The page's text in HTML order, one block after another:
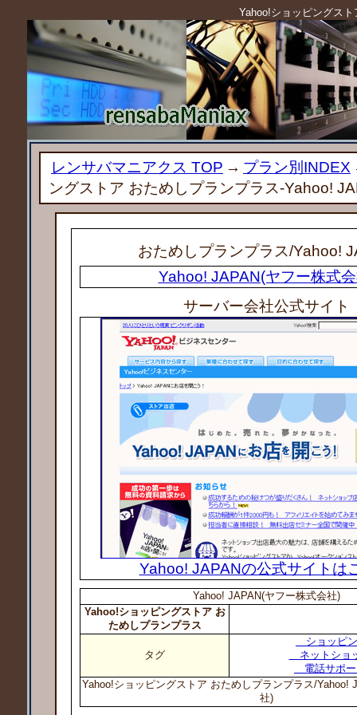
Yahoo!ショッピングス
レンサバマニアクス TOP → プラン別INDEX
ングストア おためしプランプラス-Yahoo!
おためしプランプラス/Yahoo!
Yahoo! JAPAN(ヤフー株式
サーバー会社公式サイト
Yahoo! JAPANの公式サイトは
Yahoo! JAPAN(ヤフー株式会社)
Yahoo!ショッピングストア お
ためしプランプラス
タグ
ショッピ
ネットショ
電話サポー
Yahoo!ショッピングストア おためしプランプラス/Yahoo!
社)